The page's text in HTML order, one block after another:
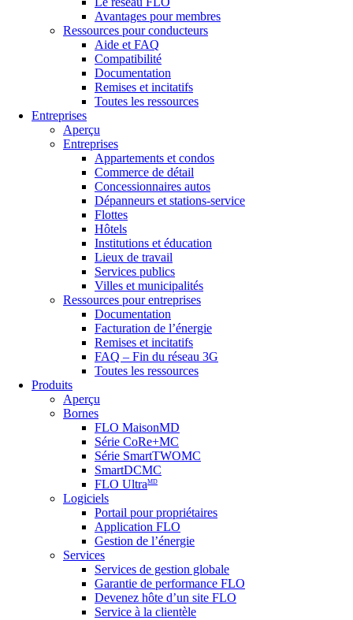
Avantages pour membres
Ressources pour conducteurs
Aide et FAQ
Compatibilité
Documentation
Remises et incitatifs
Toutes les ressources
Entreprises
Aperçu
Entreprises
Appartements et condos
Commerce de détail
Concessionnaires autos
Dépanneurs et stations-service
Flottes
Hôtels
Institutions et éducation
Lieux de travail
Services publics
Villes et municipalités
Ressources pour entreprises
Documentation
Facturation de l’énergie
Remises et incitatifs
FAQ – Fin du réseau 3G
Toutes les ressources
Produits
Aperçu
Bornes
FLO MaisonMD
Série CoRe+MC
Série SmartTWOMC
SmartDCMC
FLO UltraMD
Logiciels
Portail pour propriétaires
Application FLO
Gestion de l’énergie
Services
Services de gestion globale
Garantie de performance FLO
Devenez hôte d’un site FLO
Service à la clientèle